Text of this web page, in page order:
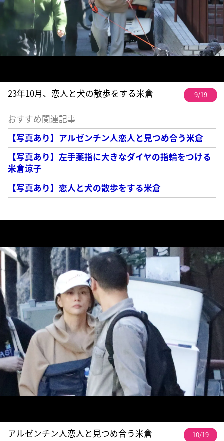
23年10月、恋人と犬の散歩をする米倉 9/19
おすすめ関連記事
【写真あり】アルゼンチン人恋人と見つめ合う米倉
【写真あり】左手薬指に大きなダイヤの指輪をつける
米倉涼子
【写真あり】恋人と犬の散歩をする米倉
アルゼンチン人恋人と見つめ合う米倉 10/19